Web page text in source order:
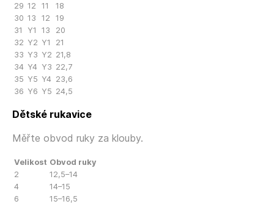
29 12 11
18
30 13 12
19
31
Y1 13
20
32 Y2 Y1
21
33 Y3 Y2 21,8
34 Y4 Y3 22,7
35 Y5 Y4 23,6
36 Y6 Y5 24,5
Dětské rukavice
Měřte obvod ruky za klouby.
Velikost Obvod ruky
2
12,5–14
4
14–15
6
15–16,5